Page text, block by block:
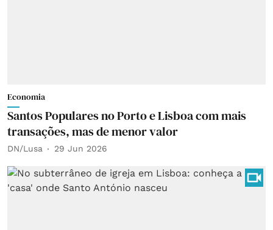
Economia
Santos Populares no Porto e Lisboa com mais
transações, mas de menor valor
DN/Lusa 29 Jun 2026